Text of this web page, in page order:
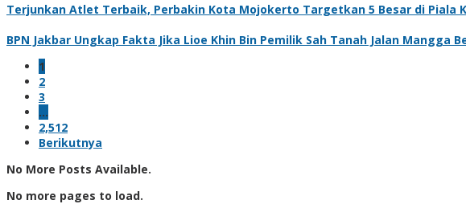
Terjunkan Atlet Terbaik, Perbakin Kota Mojokerto Targetkan 5 Besar di Piala
BPN Jakbar Ungkap Fakta Jika Lioe Khin Bin Pemilik Sah Tanah Jalan Mangga
1
2
3
…
2,512
Berikutnya
No More Posts Available.
No more pages to load.